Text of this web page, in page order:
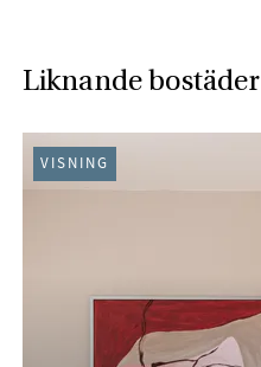
Liknande bostäder
VISNING